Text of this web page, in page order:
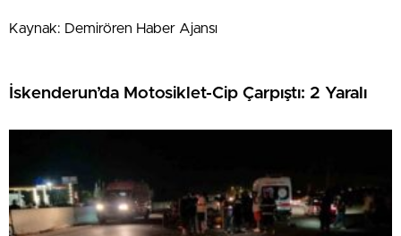
Kaynak: Demirören Haber Ajansı
İskenderun’da Motosiklet-Cip Çarpıştı: 2 Yaralı